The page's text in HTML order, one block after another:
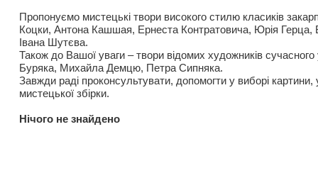
Пропонуємо мистецькі твори високого стилю класиків
Коцки, Антона Кашшая, Ернеста Контратовича, Юрія
Івана Шутєва.
Також до Вашої уваги – твори відомих художників
Буряка, Михайла Демцю, Петра Сипняка.
Завжди раді проконсультувати, допомогти у виборі картини,
мистецької збірки.
Нiчого не знайдено